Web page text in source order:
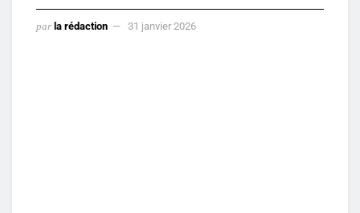
par la rédaction 31 janvier 2026